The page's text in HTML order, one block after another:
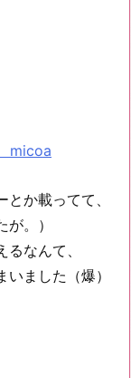
micoa
か載ってて、
。）
なんて、
ました（爆）